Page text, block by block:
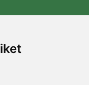
felett: 80 EUR
visszaküldheti vagy